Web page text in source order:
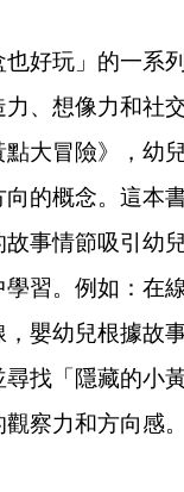
也好玩」的一系
力、想像力和社
點大冒險》，幼
向的概念。這本
故事情節吸引幼
學習。例如：在
，嬰幼兒根據故
尋找「隱藏的小
察力和方向感。